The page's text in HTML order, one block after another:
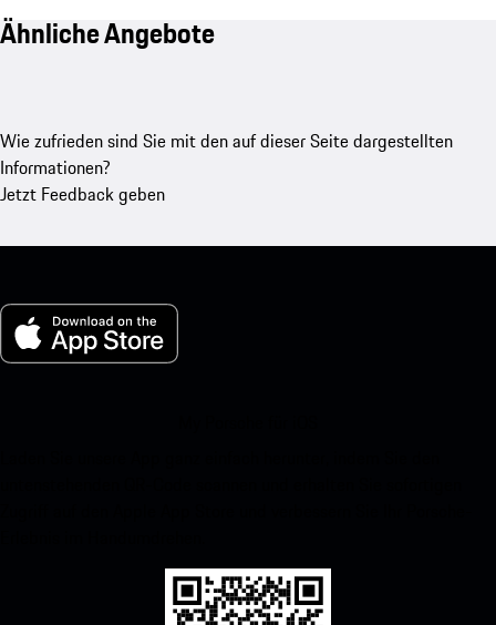
Ähnliche Angebote
Wie zufrieden sind Sie mit den auf dieser Seite dargestellten
Informationen?
Jetzt Feedback geben